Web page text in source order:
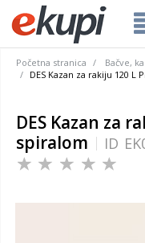
Početna stranica
Bačve,
DES Kazan za rakiju 120 L
DES Kazan za
spiralom
ID